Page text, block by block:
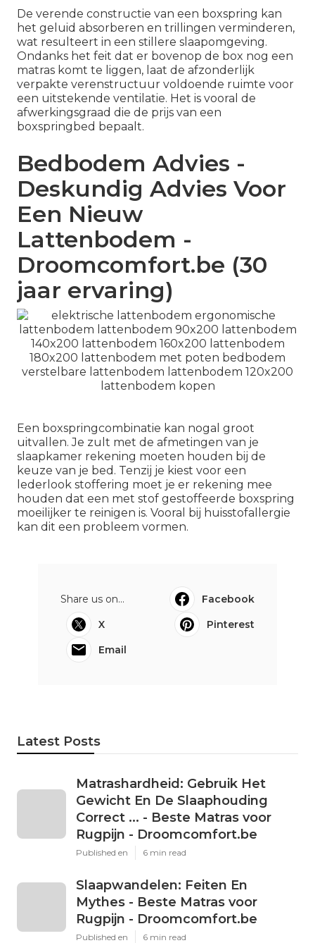
De verende constructie van een boxspring kan
het geluid absorberen en trillingen verminderen,
wat resulteert in een stillere slaapomgeving.
Ondanks het feit dat er bovenop de box nog een
matras komt te liggen, laat de afzonderlijk
verpakte verenstructuur voldoende ruimte voor
een uitstekende ventilatie. Het is vooral de
afwerkingsgraad die de prijs van een
boxspringbed bepaalt.
Bedbodem Advies -
Deskundig Advies Voor
Een Nieuw
Lattenbodem -
Droomcomfort.be (30
jaar ervaring)
Een boxspringcombinatie kan nogal groot
uitvallen. Je zult met de afmetingen van je
slaapkamer rekening moeten houden bij de
keuze van je bed. Tenzij je kiest voor een
lederlook stoffering moet je er rekening mee
houden dat een met stof gestoffeerde boxspring
moeilijker te reinigen is. Vooral bij huisstofallergie
kan dit een probleem vormen.
Share us on...
Facebook
X
Pinterest
Email
Latest Posts
Matrashardheid: Gebruik Het
Gewicht En De Slaaphouding
Correct ... - Beste Matras voor
Rugpijn - Droomcomfort.be
Published en 6 min read
Slaapwandelen: Feiten En
Mythes - Beste Matras voor
Rugpijn - Droomcomfort.be
Published en 6 min read